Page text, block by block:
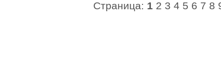
Страница: 1 2 3 4 5 6 7 8